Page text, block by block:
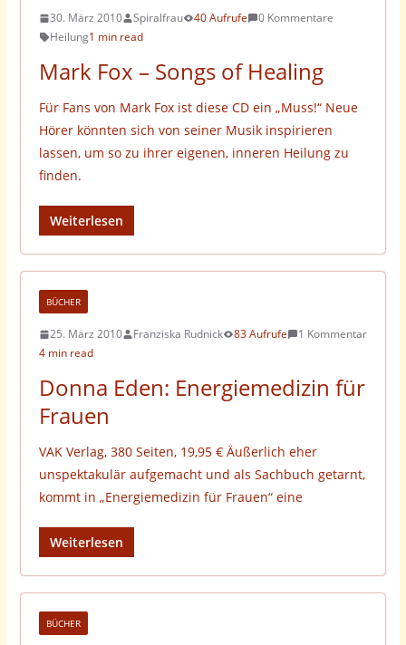
30. März 2010 Spiralfrau 40 Aufrufe
0 Kommentare
Heilung1 min read
Mark Fox – Songs of Healing
Für Fans von Mark Fox ist diese CD ein „Muss!“ Neue
Hörer könnten sich von seiner Musik inspirieren
lassen, um so zu ihrer eigenen, inneren Heilung zu
finden.
Weiterlesen
BÜCHER
25. März 2010 Franziska Rudnick 83 Aufrufe
1 Kommentar
4 min read
Donna Eden: Energiemedizin für
Frauen
VAK Verlag, 380 Seiten, 19,95 € Äußerlich eher
unspektakulär aufgemacht und als Sachbuch getarnt,
kommt in „Energiemedizin für Frauen“ eine
Weiterlesen
BÜCHER